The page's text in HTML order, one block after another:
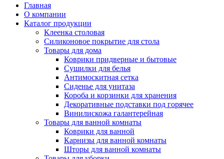
Главная
О компании
Каталог продукции
Клеенка столовая
Силиконовое покрытие для стола
Товары для дома
Коврики придверные и бытовые
Сушилки для белья
Антимоскитная сетка
Сиденье для унитаза
Короба и корзинки для хранения
Декоративные подставки под горячее
Винилискожа галантерейная
Товары для ванной комнаты
Коврики для ванной
Карнизы для ванной комнаты
Шторы для ванной комнаты